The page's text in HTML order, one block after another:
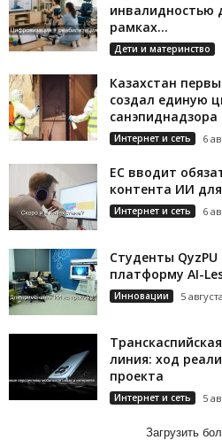
инвалидностью
рамках...
Дети и материнство
Казахстан
создал единую
санэпиднадзора
Интернет и сеть 6
ЕС вводит
контента ИИ
Интернет и сеть 6
Студенты
платформу AI-
Инновации 5
линия: ход
проекта
Интернет и сеть 5
Загрузить